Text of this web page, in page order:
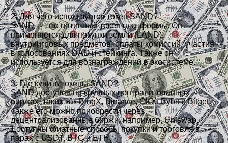
2. Для чего используется токен SAND?
SAND — это нативный токен платформы. Он
применяется для покупки земли (LAND),
внутриигровых предметов, оплаты комиссий, участия
в голосованиях DAO и стейкинга. Также он
используется для вознаграждений в экосистеме.
3. Где купить токены SAND?
SAND доступен на крупных централизованных
биржах, таких как BingX, Binance, OKX, Bybit и Bitget.
Также его можно приобрести через
децентрализованные биржи, например, Uniswap.
Доступны фиатные способы покупки и торговля в
парах с USDT, BTC и ETH.